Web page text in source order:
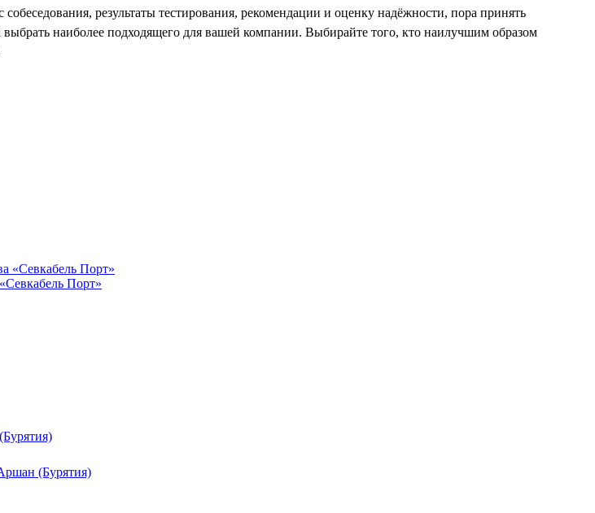
результаты тестирования, рекомендации и оценку надёжности, пора принять
наиболее подходящего для вашей компании. Выбирайте того, кто наилучшим образом
Порт»
(Бурятия)